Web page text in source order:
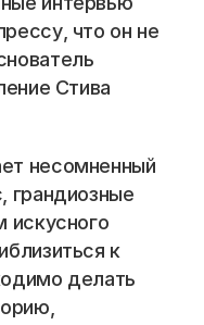
что он не
Стива
несомненный
грандиозные
искусного
к
делать